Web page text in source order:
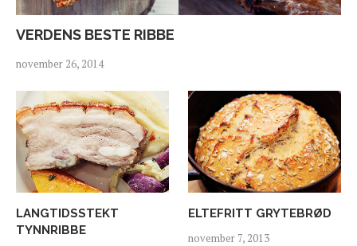
VERDENS BESTE RIBBE
november 26, 2014
LANGTIDSSTEKT
TYNNRIBBE
ELTEFRITT GRYTEBRØD
november 7, 2013